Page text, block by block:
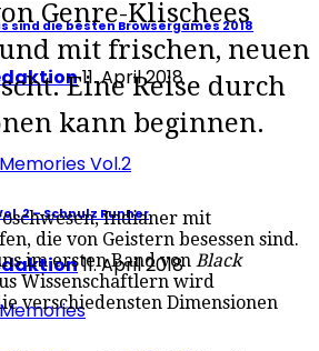
sind die besten Browsergames 2018
11. April 2018
2 – Schnulz Runner
11. April 2018
Genre-Klischees
mit frischen, neuen
Eine Reise durch
kann beginnen.
Indianer mit
die von Geistern besessen sind.
im ersten Band von Black
Wissenschaftlern wird
verschiedensten Dimensionen